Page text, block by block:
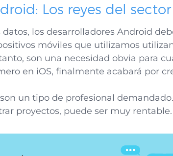
Los reyes del
los desarrolladores Android
móviles que utilizamos
son una necesidad obvia para
en iOS, finalmente acabará por
un tipo de profesional
proyectos, puede ser muy rentable.